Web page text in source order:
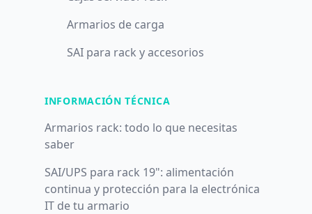
Armarios de carga
SAI para rack y accesorios
INFORMACIÓN TÉCNICA
Armarios rack: todo lo que necesitas
saber
SAI/UPS para rack 19": alimentación
continua y protección para la electrónica
IT de tu armario